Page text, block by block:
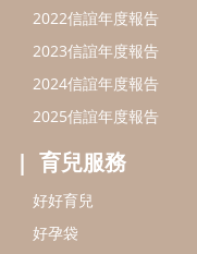
2022信誼年度報告
2023信誼年度報告
2024信誼年度報告
2025信誼年度報告
育兒服務
好好育兒
好孕袋